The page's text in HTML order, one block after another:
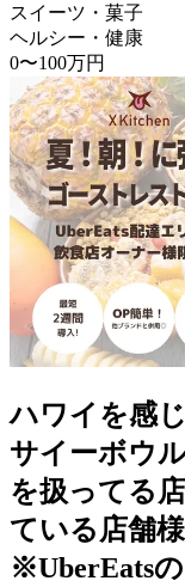
スイーツ・菓子
ヘルシー・健康
0〜100万円
ハワイを感
サイーボウ
を扱ってる
ている店舗
※UberEats